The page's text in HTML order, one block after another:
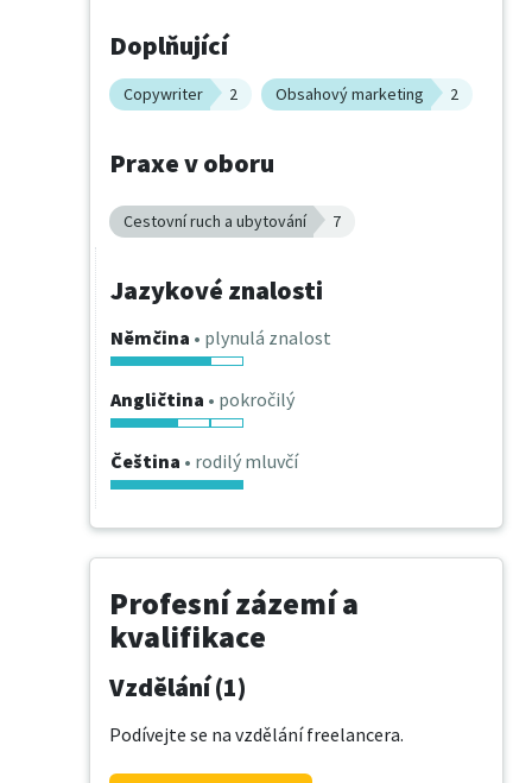
Doplňující
Copywriter 2 Obsahový marketing 2
Praxe v oboru
Cestovní ruch a ubytování 7
Jazykové znalosti
Němčina • plynulá znalost
Angličtina • pokročilý
Čeština • rodilý mluvčí
Profesní zázemí a
kvalifikace
Vzdělání (1)
Podívejte se na vzdělání freelancera.